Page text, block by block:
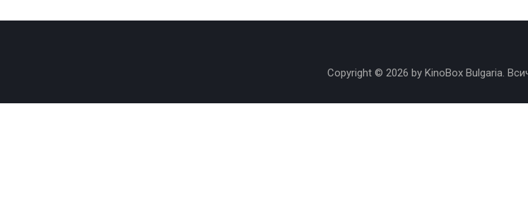
Copyright © 2026 by KinoBox Bulgaria.